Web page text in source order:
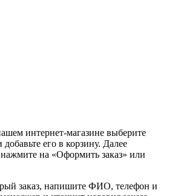
интернет-магазине выберите
его в корзину. Далее
на «Оформить заказ» или
заказ, напишите ФИО, телефон и